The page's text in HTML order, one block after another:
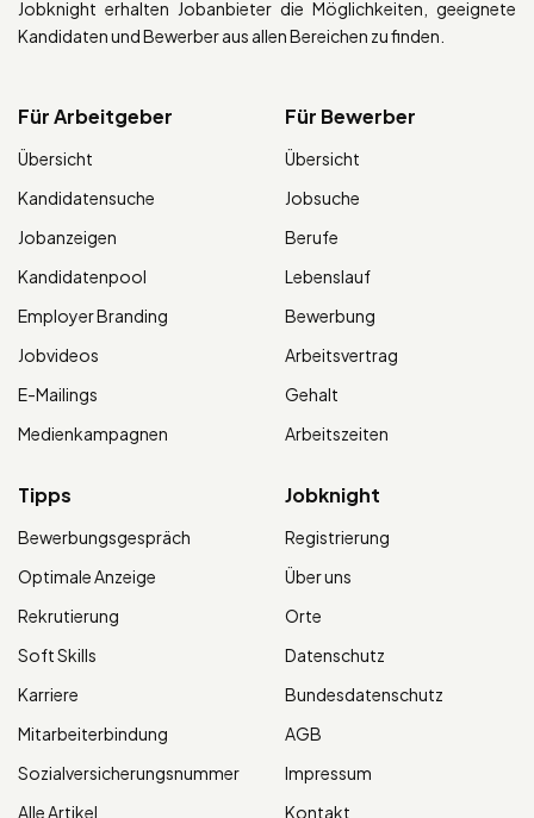
Jobknight erhalten Jobanbieter die Möglichkeiten, geeignete
Kandidaten und Bewerber aus allen Bereichen zu finden.
Für Arbeitgeber
Übersicht
Kandidatensuche
Jobanzeigen
Kandidatenpool
Employer Branding
Jobvideos
E-Mailings
Medienkampagnen
Für Bewerber
Übersicht
Jobsuche
Berufe
Lebenslauf
Bewerbung
Arbeitsvertrag
Gehalt
Arbeitszeiten
Tipps
Bewerbungsgespräch
Optimale Anzeige
Rekrutierung
Soft Skills
Karriere
Mitarbeiterbindung
Sozialversicherungsnummer
Alle Artikel
Jobknight
Registrierung
Über uns
Orte
Datenschutz
Bundesdatenschutz
AGB
Impressum
Kontakt